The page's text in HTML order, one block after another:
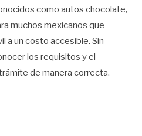
como autos chocolate,
muchos mexicanos que
a un costo accesible. Sin
los requisitos y el
de manera correcta.